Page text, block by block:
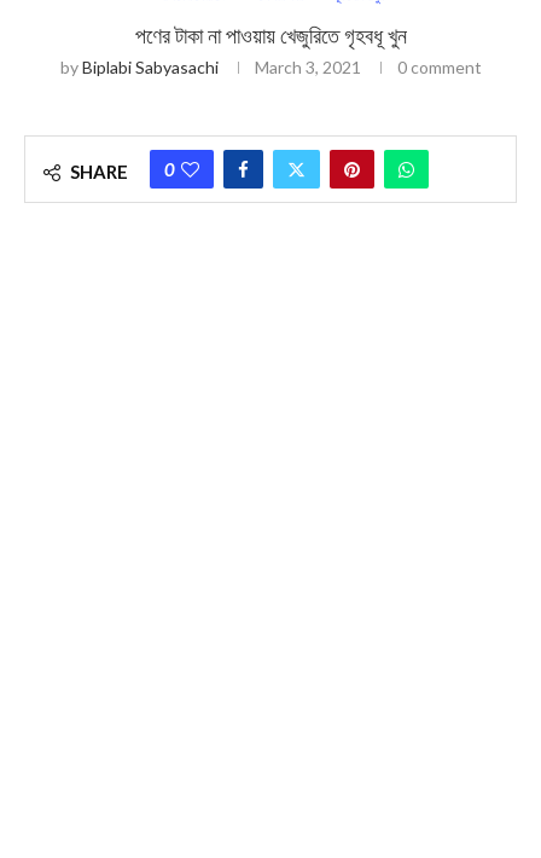
পণের টাকা না পাওয়ায় খেজুরিতে গৃহবধূ খুন
byBiplabi Sabyasachi March 3, 2021 0 comment
SHARE 0